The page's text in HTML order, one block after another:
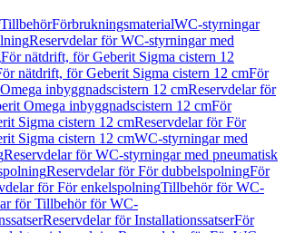
TillbehörFörbrukningsmaterialWC-styrningar
Reservdelar för WC-styrningar med
För nätdrift, för Geberit Sigma cistern 12
nätdrift, för Geberit Sigma cistern 12 cmFör
inbyggnadscistern 12 cmReservdelar för
Omega inbyggnadscistern 12 cmFör
Sigma cistern 12 cmReservdelar för För
Sigma cistern 12 cmWC-styrningar med
Reservdelar för WC-styrningar med pneumatisk
Reservdelar för För dubbelspolningFör
för För enkelspolningTillbehör för WC-
för Tillbehör för WC-
Reservdelar för InstallationssatserFör